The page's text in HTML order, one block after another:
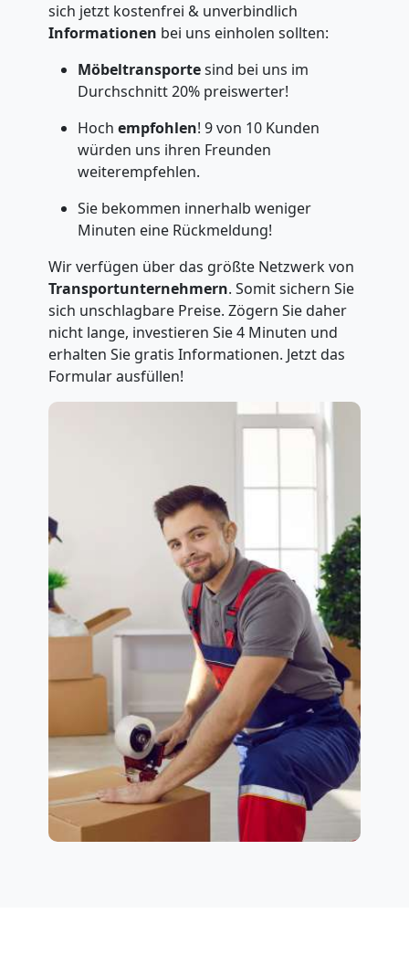
sich jetzt kostenfrei & unverbindlich
Informationen bei uns einholen sollten:
Möbeltransportesind bei uns im
Durchschnitt 20% preiswerter!
Hoch empfohlen! 9 von 10 Kunden
würden uns ihren Freunden
weiterempfehlen.
Sie bekommen innerhalb weniger
Minuten eine Rückmeldung!
Wir verfügen über das größte Netzwerk von
Transportunternehmern. Somit sichern Sie
sich unschlagbare Preise. Zögern Sie daher
nicht lange, investieren Sie 4 Minuten und
erhalten Sie gratis Informationen. Jetzt das
Formular ausfüllen!